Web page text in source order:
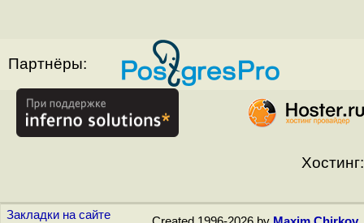
Партнёры:
Хостинг:
Закладки на сайте